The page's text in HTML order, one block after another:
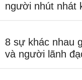
người nhút nhát
8 sự khác nhau
và người lãnh